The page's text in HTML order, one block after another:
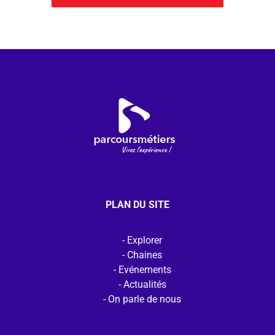
PLAN DU SITE
Explorer
Chaines
Evénements
Actualités
On parle de nous